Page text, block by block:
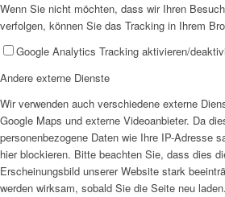
Mitglied werden
Ehrenamt
Wenn Sie nicht möchten, dass wir Ihren
verfolgen, können Sie das Tracking in Ihrem
Google Analytics Tracking aktivieren/
Andere externe Dienste
Wir verwenden auch verschiedene externe
Google Maps und externe Videoanbieter. Da
personenbezogene Daten wie Ihre IP-Adresse
hier blockieren. Bitte beachten Sie, dass dies
Erscheinungsbild unserer Website stark
werden wirksam, sobald Sie die Seite neu laden.